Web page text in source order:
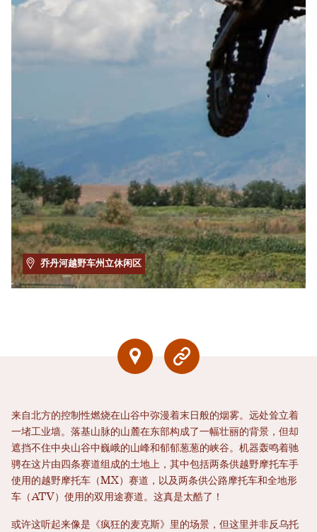
乔丹河越野车州立休闲区
来自北方的控制性燃烧在山谷中弥漫着末日般的烟雾。远处耸立着
一堵工业墙。落基山脉的山麓在东部构成了一幅壮丽的背景，但却
遮挡不住中央山谷中巍峨的山峰和郁郁葱葱的峡谷。机器轰鸣着驰
骋在这片由四条赛道组成的土地上，其中包括两条供越野摩托车手
使用的越野摩托车（MX）赛道，以及两条供公路摩托车和全地形
车（ATV）使用的双用途赛道。这真是太酷了！
或许这听起来像是《疯狂的麦克斯》里的场景，但这里并非反乌托